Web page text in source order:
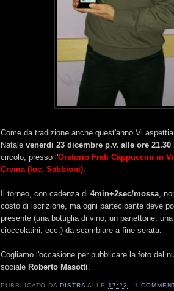
Come da tradizione anche quest'anno Vi
Natale venerdi 23 dicembre p.v. alle ore 21.30
circolo, presso l'Oratorio Frati Cappuccini in
Crema (loc. Sabbioni).
Il torneo, con cadenza di 4min+2sec/mossa,
costo di iscrizione, ma ogni partecipante deve
presente (una bottiglia di vino, un panettone,
cioccolatini, ecc.) da scambiare a fine serata.
Cogliamo l'occasione per pubblicare la foto del
sociale Roberto Masotti.
PUBBLICATO DADISTRA ALLE17:22 1